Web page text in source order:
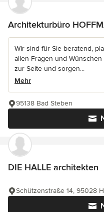
Architekturbüro
Wir sind für Sie beratend,
allen Fragen und
zur Seite und sorgen...
Mehr
95138 Bad Steben
DIE HALLE architekten
Schützenstraße 14, 95028